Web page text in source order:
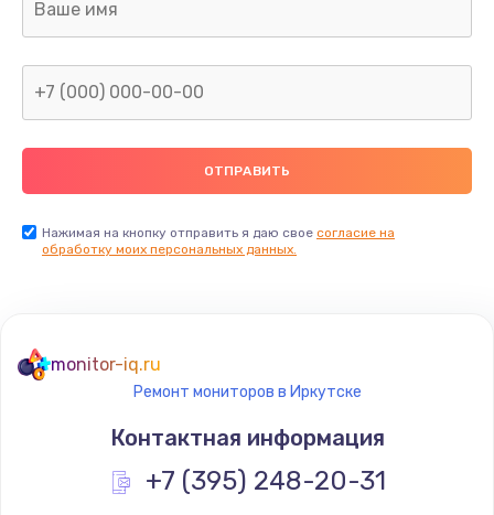
2600 руб.
Замена видеочипа
Ремонт разъема питания
745 руб.
Заказать
Замена видеокарты
Нажимая на кнопку отправить я даю свое согласие на
обработку моих персональных данных.
monitor-iq.ru
Ремонт мониторов в Иркутске
Контактная информация
+7 (395) 248-20-31